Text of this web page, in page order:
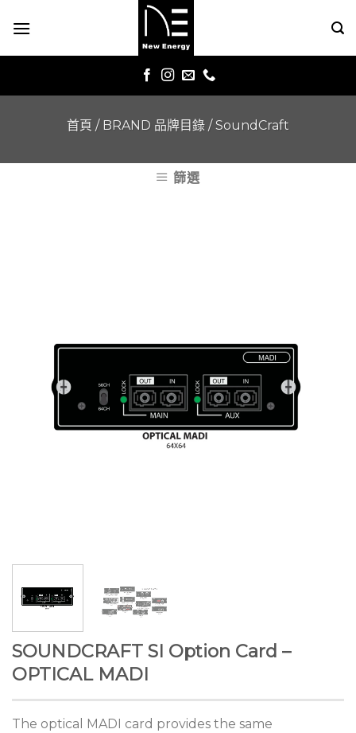
首頁 / BRAND 品牌目錄 /SoundCraft
篩選
SOUNDCRAFT SI Option Card –
OPTICAL MADI
The optical MADI card provides the same